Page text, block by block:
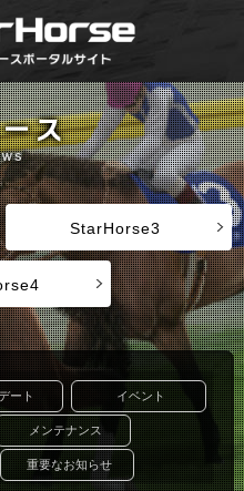
StarHorse3
ート イベント
メンテナンス
重要なお知らせ